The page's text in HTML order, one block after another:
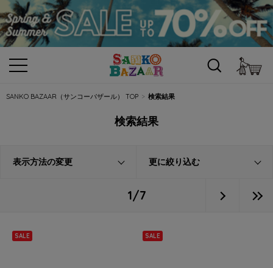
SANKO BAZAAR（サンコーバザール） TOP 検索結果
検索結果
表示方法の変更 更に絞り込む
1/7
SALE SALE